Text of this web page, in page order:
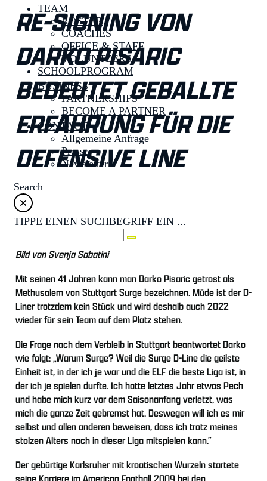
TEAM
ROSTER
COACHES
OFFICE & STAFF
VOLUNTEERS
SCHOOLPROGRAM
BUSINESS
PARTNERSHIPS
BECOME A PARTNER
CONTACT
Allgemeine Anfrage
Presse
Newsletter
Search
TIPPE EINEN SUCHBEGRIFF EIN ...
RE-SIGNING VON
DARKO PISARIC
BEDEUTET GEBALLTE
ERFAHRUNG FÜR DIE
DEFENSIVE LINE
Bild von Svenja Sabatini
Mit seinen 41 Jahren kann man Darko Pisaric getrost als
Methusalem von Stuttgart Surge bezeichnen. Müde ist der D-
Liner trotzdem kein Stück und wird deshalb auch 2022
wieder für sein Team auf dem Platz stehen.
Die Frage nach dem Verbleib in Stuttgart beantwortet Darko
wie folgt: „Warum Surge? Weil die Surge D-Line die geilste
Einheit ist, in der ich je war und die ELF die beste Liga ist, in
der ich je spielen durfte. Ich hatte letztes Jahr etwas Pech
und habe mich kurz vor dem Saisonanfang verletzt, was
mich die ganze Zeit gebremst hat. Deswegen will ich es mir
selbst und allen anderen beweisen, dass ich trotz meines
stolzen Alters noch in dieser Liga mitspielen kann.”
Der gebürtige Karlsruher mit kroatischen Wurzeln startete